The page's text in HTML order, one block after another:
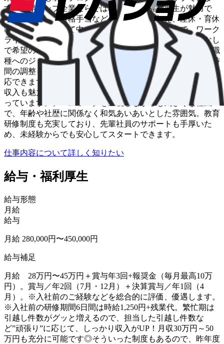
す。業界トップ企業ならではの充実した福利厚生が魅力で
す。家族手当や資格手当などの各種手当に加え、産休・育休
制度も完備。子育て中のドライバーも多数活躍中で、ワーク
ライフバランスを重視した働き方が実現できます。転勤なし
で希望のエリアで長く働き続けられ、事務職や営業など別職
種へのジョブチェンジも可能。家庭の事情に合わせて勤務時
間の調整もできるため、ライフステージの変化にも柔軟に対
応できます。月給28万円～45万円+賞与年3回と、安定した
収入も魅力。未経験でも安心してキャリアを築ける環境が整
っています。チームワークを重視しながらも気さくな社風
で、年齢や社歴に関係なく和気あいあいとした雰囲気。教育
研修制度も充実しており、先輩社員のサポートも手厚いた
め、未経験からでも安心してスタートできます。
仕事内容について詳しく知りたい
給与・福利厚生
給与形態
月給
給与
月給 280,000円〜450,000円
給与補足
月給 28万円〜45万円＋賞与年3回+報奨金（毎月最高10万
円）。賞与／年2回（7月・12月）＋決算賞与／年1回（4
月）。※入社前のご経験などを総合的に評価、優遇します。
※入社前の研修期間6日間は時給1,250円+残業代。繁忙期は
引越し件数がグッと増えるので、担当した引越し件数な
ど”頑張り”に応じて、しっかり収入がUP！月収30万円～50
万円も充分に可能です◎そういった制度もあるので、昨年度